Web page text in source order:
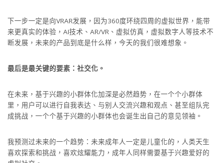
下一步一定是向VRAR发展，因为360度环绕四周的虚拟世界，能带
来更真实的体验，AI技术、AR/VR、虚拟仿真，虚拟数字人等技术不
断发展，未来的产品到底是什么样，今天的我们很难想象。
最后是最关键的要素：社交化。
在未来，基于兴趣的小群体化加深是必然趋势，在一个个小群体
里，用户可以进行自我表达、与别人交流兴趣和观点、甚至组队完
成挑战，一个个基于兴趣的小群体也会诞生出自己的意见领袖。
我预测过未来的一个趋势：未来成年人一定是儿童化的，人类天生
喜欢探索和挑战，喜欢炫耀能力，成年人同样需要基于兴趣爱好的